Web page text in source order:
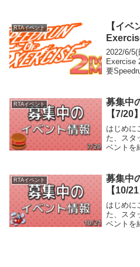
称:不思
「不...
RTAイベント
【イ
2022/6/5(
Exercise
要
RTAイベント
募集中
【7/20】
はじめに
た、スタ
ベントを
けるオフ
RTAイベント
募集中
【10/21
はじめに
た、スタ
ベントを